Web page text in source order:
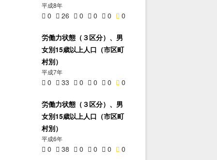
平成8年
0 26 0 0 0 0
労働力状態（３区分）、男
女別15歳以上人口（市区町
村別）
平成7年
0 33 0 0 0 0
労働力状態（３区分）、男
女別15歳以上人口（市区町
村別）
平成6年
0 38 0 0 0 0